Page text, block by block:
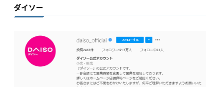
ダイソー